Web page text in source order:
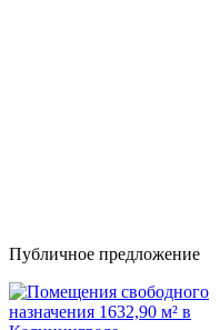
Публичное предложение